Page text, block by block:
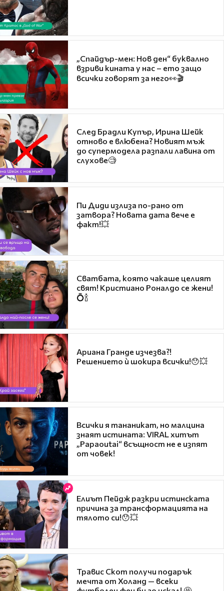
„Спайдър-мен: Нов ден“ буквално
взриви кината у нас – ето защо
всички говорят за него👀🎬
След Брадли Купър, Ирина Шейк
отново е влюбена? Новият мъж
до супермодела разпали лавина от
слухове🧐
Пи Диди излиза по-рано от
затвора? Новата дата вече е
факт!💥
Сватбата, която чакаше целият
свят! Кристиано Роналдо се жени!
💍🍾
Ариана Гранде изчезва?!
Решението ѝ шокира всички!😯💥
Всички я тананикат, но малцина
знаят истината: VIRAL хитът
„Papaoutai“ всъщност не е изпят
от човек!
Елиът Пейдж разкри истинската
причина за трансформацията на
тялото си!😯💥
Травис Скот получи подарък
мечта от Холанд — всеки